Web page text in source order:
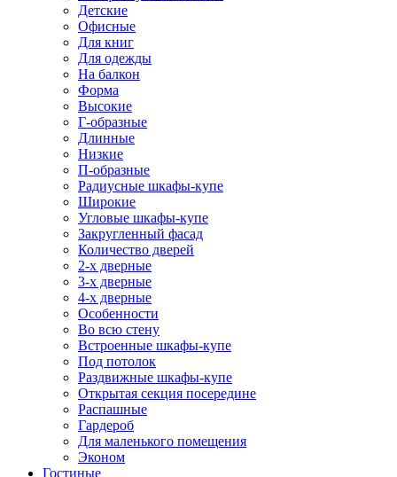
Детские
Офисные
Для книг
Для одежды
На балкон
Форма
Высокие
Г-образные
Длинные
Низкие
П-образные
Радиусные шкафы-купе
Широкие
Угловые шкафы-купе
Закругленный фасад
Количество дверей
2-х дверные
3-х дверные
4-х дверные
Особенности
Во всю стену
Встроенные шкафы-купе
Под потолок
Раздвижные шкафы-купе
Открытая секция посередине
Распашные
Гардероб
Для маленького помещения
Эконом
Гостиные